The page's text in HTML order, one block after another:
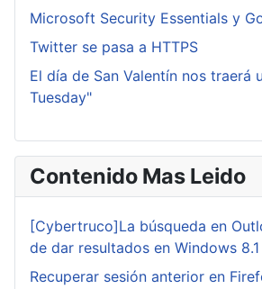
Microsoft Security Essentials y
Twitter se pasa a HTTPS
El día de San Valentín nos traerá
Tuesday"
Contenido Mas Leido
[Cybertruco]La búsqueda en
de dar resultados en Windows 8.1
Recuperar sesión anterior en